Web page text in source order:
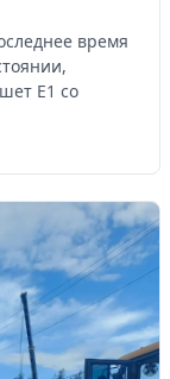
время
Е1 со